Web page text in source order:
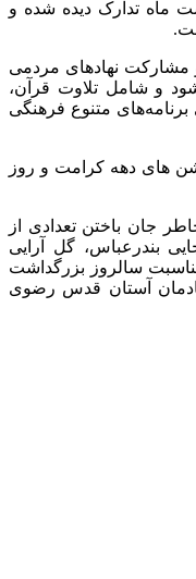
روز پنجشنبه ۱۱ اردیبهشت ماه تدارک دیده شده و
و مشارکت نهادهای مردمی
و شامل تلاوت قرآن،
متنوع فرهنگی
های دهه کرامت و روز
جان باختن تعدادی از
بندرعباس، گل آرایی
سالروز بزرگداشت
آستان قدس رضوی